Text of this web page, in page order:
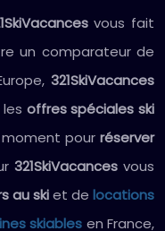
vous fait
un comparateur de
321SkiVacances
offres spéciales ski
pour réserver
321SkiVacances vous
au skiet de locations
skiables en France,